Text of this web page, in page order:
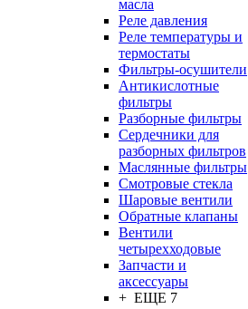
масла
Реле давления
Реле температуры и
термостаты
Фильтры-осушители
Антикислотные
фильтры
Разборные фильтры
Сердечники для
разборных фильтров
Маслянные фильтры
Смотровые стекла
Шаровые вентили
Обратные клапаны
Вентили
четырехходовые
Запчасти и
аксессуары
+ ЕЩЕ 7